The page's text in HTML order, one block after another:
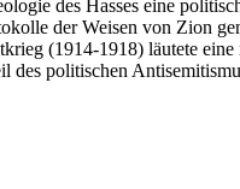
des Hasses eine
der Weisen von Zion
(1914-1918) läutete
des politischen